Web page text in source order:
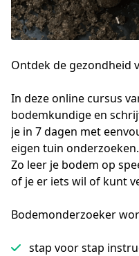
Ontdek de gezondheid
In deze online cursus
bodemkundige en
je in 7 dagen met
eigen tuin onderzoeken.
Zo leer je bodem op
of je er iets wil of kunt
Bodemonderzoeker
stap voor stap